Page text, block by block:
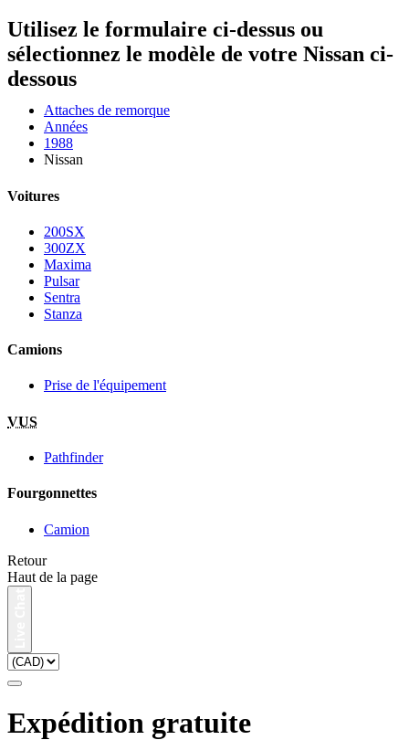
Utilisez le formulaire ci-dessus ou
sélectionnez le modèle de votre Nissan ci-
dessous
Attaches de remorque
Années
1988
Nissan
Voitures
200SX
300ZX
Maxima
Pulsar
Sentra
Stanza
Camions
Prise de l'équipement
VUS
Pathfinder
Fourgonnettes
Camion
Retour
Haut de la page
Expédition gratuite